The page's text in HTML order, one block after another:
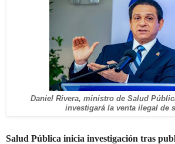
Daniel Rivera, ministro de Salud
investigará la venta ilegal de
Salud Pública inicia investigación tras